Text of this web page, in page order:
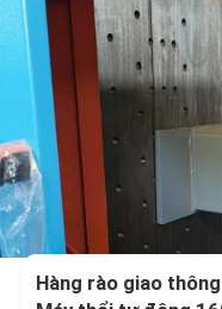
Hàng rào giao